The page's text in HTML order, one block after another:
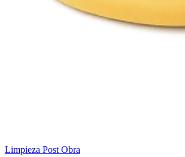
Limpieza Post Obra